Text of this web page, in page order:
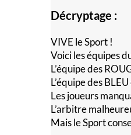
Décryptage :
VIVE le Sport !
Voici les équipes
L’équipe des
L’équipe des
Les joueurs
L’arbitre
Mais le Sport